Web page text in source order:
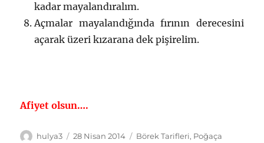
kadar mayalandıralım.
Açmalar mayalandığında fırının derecesini
açarak üzeri kızarana dek pişirelim.
Afiyet olsun….
Yazar
hulya3
Yayın
28 Nisan 2014 Kategoriler
Börek Tarifleri, Poğaça